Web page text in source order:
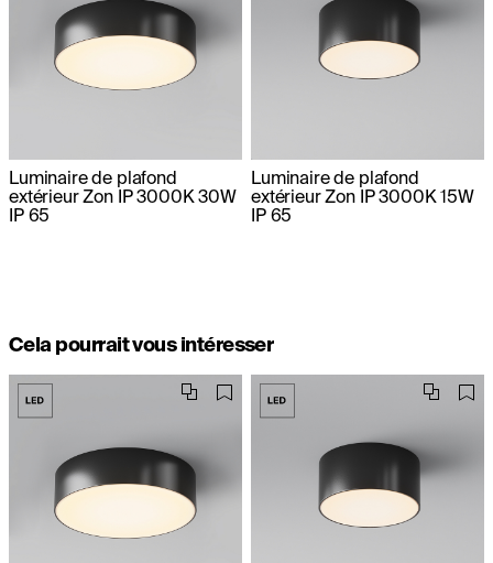
Luminaire de plafond
extérieur Zon IP 3000K 30W
IP 65
Luminaire de plafond
extérieur Zon IP 3000K 15W
IP 65
Cela pourrait vous intéresser